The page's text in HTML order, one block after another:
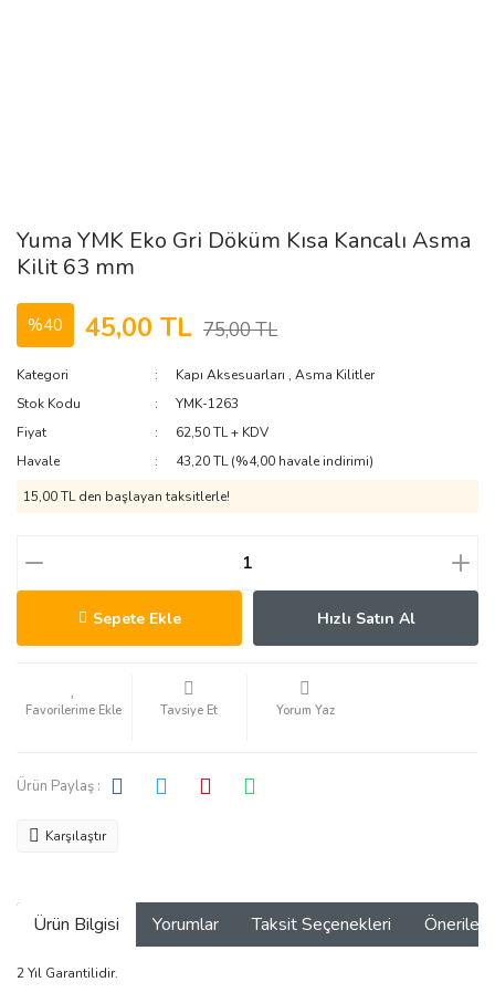
Yuma YMK Eko Gri Döküm Kısa Kancalı Asma
Kilit 63 mm
%40 45,00 TL 75,00 TL
Kategori Kapı Aksesuarları,Asma Kilitler
Stok Kodu
YMK-1263
Fiyat
62,50 TL + KDV
Havale
43,20 TL (%4,00 havale indirimi)
15,00 TL den başlayan taksitlerle!
Sepete Ekle Hızlı Satın Al
Tavsiye Et Yorum Yaz
Ürün Paylaş :
Karşılaştır
Ürün Bilgisi Yorumlar Taksit Seçenekleri
2 Yıl Garantilidir.